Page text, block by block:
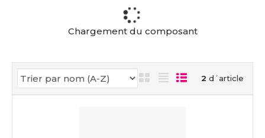
Chargement du composant
2 d´article